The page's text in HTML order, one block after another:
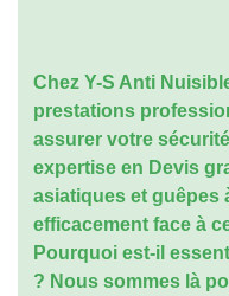
Chez Y-S Anti
prestations
assurer votre
expertise en Devis
asiatiques et guêpes
efficacement face à
Pourquoi est-il
? Nous sommes là